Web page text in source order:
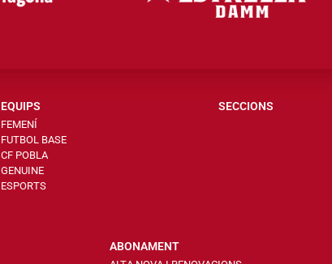
EQUIPS
FEMENÍ
FUTBOL BASE
CF POBLA
GENUINE
ESPORTS
SECCIONS
ABONAMENT